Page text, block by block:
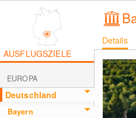
Details
AUSFLUGSZIELE
EUROPA
Deutschland
Bayern